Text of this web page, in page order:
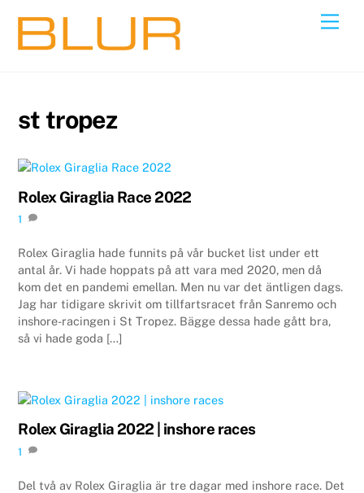
content
st tropez
Rolex Giraglia Race 2022
1
Rolex Giraglia hade funnits på vår bucket list under ett
antal år. Vi hade hoppats på att vara med 2020, men då
kom det en pandemi emellan. Men nu var det äntligen dags.
Jag har tidigare skrivit om tillfartsracet från Sanremo och
inshore-racingen i St Tropez. Bägge dessa hade gått bra,
så vi hade goda […]
Rolex Giraglia 2022 | inshore races
1
Del två av Rolex Giraglia är tre dagar med inshore race. Det